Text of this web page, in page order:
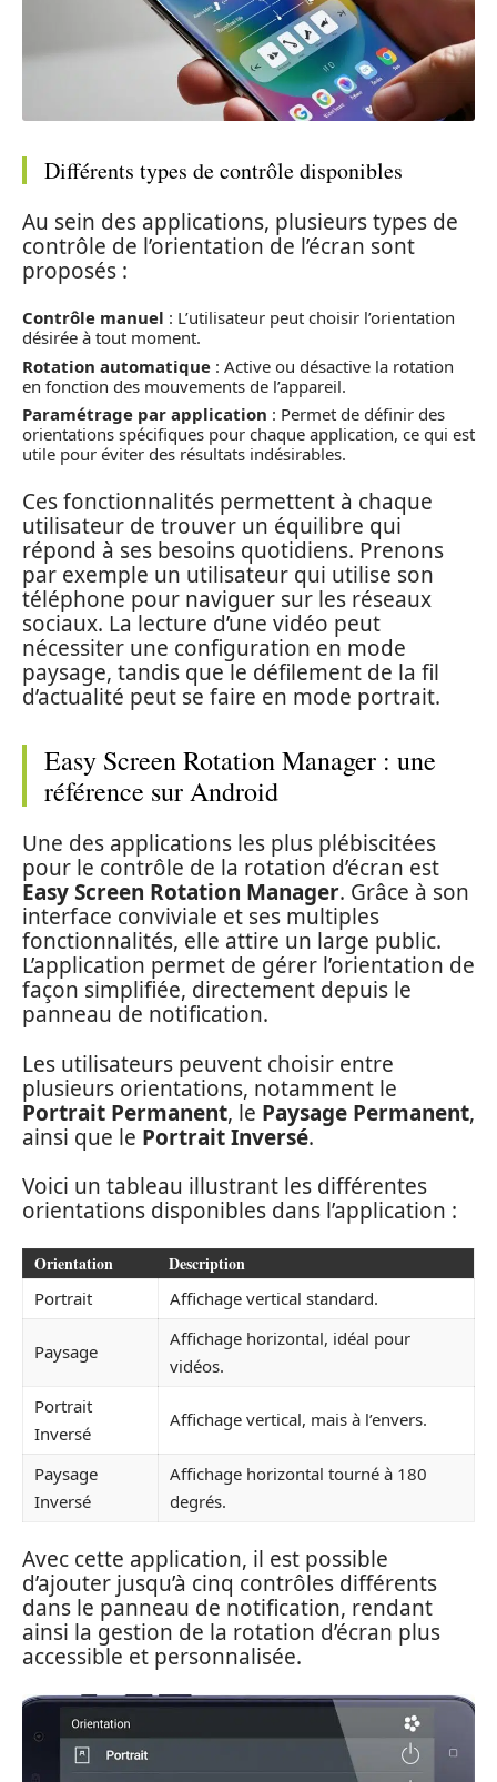
Différents types de contrôle disponibles
Au sein des applications, plusieurs types de
contrôle de l’orientation de l’écran sont
proposés :
Contrôle manuel : L’utilisateur peut choisir l’orientation
désirée à tout moment.
Rotation automatique : Active ou désactive la rotation
en fonction des mouvements de l’appareil.
Paramétrage par application : Permet de définir des
orientations spécifiques pour chaque application, ce qui est
utile pour éviter des résultats indésirables.
Ces fonctionnalités permettent à chaque
utilisateur de trouver un équilibre qui
répond à ses besoins quotidiens. Prenons
par exemple un utilisateur qui utilise son
téléphone pour naviguer sur les réseaux
sociaux. La lecture d’une vidéo peut
nécessiter une configuration en mode
paysage, tandis que le défilement de la fil
d’actualité peut se faire en mode portrait.
Easy Screen Rotation Manager : une
référence sur Android
Une des applications les plus plébiscitées
pour le contrôle de la rotation d’écran est
Easy Screen Rotation Manager. Grâce à son
interface conviviale et ses multiples
fonctionnalités, elle attire un large public.
L’application permet de gérer l’orientation de
façon simplifiée, directement depuis le
panneau de notification.
Les utilisateurs peuvent choisir entre
plusieurs orientations, notamment le
Portrait Permanent, le Paysage Permanent,
ainsi que le Portrait Inversé.
Voici un tableau illustrant les différentes
orientations disponibles dans l’application :
Orientation Description
Portrait Affichage vertical standard.
Paysage
Affichage horizontal, idéal pour
vidéos.
Portrait
Inversé
Affichage vertical, mais à l’envers.
Paysage
Inversé
Affichage horizontal tourné à 180
degrés.
Avec cette application, il est possible
d’ajouter jusqu’à cinq contrôles différents
dans le panneau de notification, rendant
ainsi la gestion de la rotation d’écran plus
accessible et personnalisée.